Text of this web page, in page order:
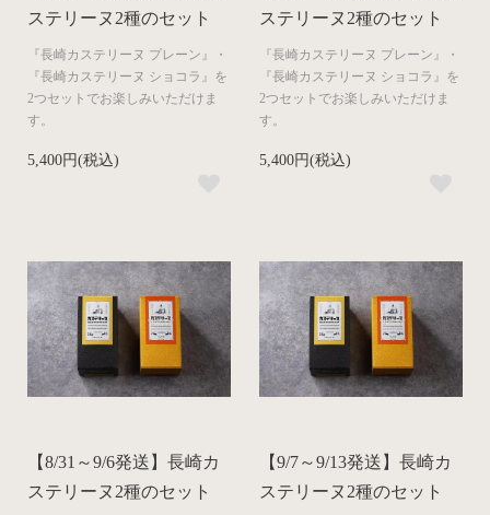
ステリーヌ2種のセット
『長崎カステリーヌ プレーン』・
『長崎カステリーヌ ショコラ』を
2つセットでお楽しみいただけま
す。
5,400円(税込)
ステリーヌ2種のセット
『長崎カステリーヌ プレーン』・
『長崎カステリーヌ ショコラ』を
2つセットでお楽しみいただけま
す。
5,400円(税込)
【8/31～9/6発送】長崎カ
ステリーヌ2種のセット
【9/7～9/13発送】長崎カ
ステリーヌ2種のセット